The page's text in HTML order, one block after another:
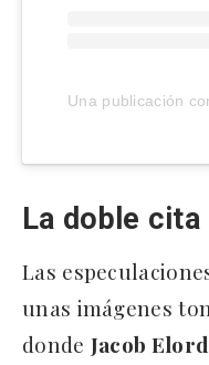
La doble cita
Las
unas imágenes
donde Jacob